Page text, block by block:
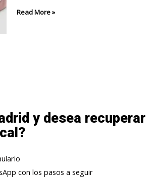
Read More »
y desea recuperar
con los pasos a seguir